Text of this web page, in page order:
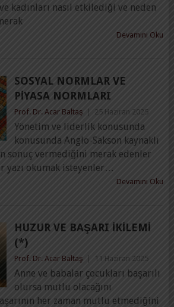
kadınları nasıl etkilediği ve neden
Devamını Oku
SOSYAL NORMLAR VE
PIYASA NORMLARI
Prof. Dr. Acar Baltaş 25 Haziran 2025
Yönetim ve liderlik konusunda
konusunda Anglo-Sakson kaynaklı
sonuç vermediğini merak edenler
yazı okumak isteyenler…
Devamını Oku
HUZUR VE BAŞARI İKILEMI
(*)
Prof. Dr. Acar Baltaş 11 Haziran 2025
Anne ve babalar çocukları başarılı
olursa mutlu olacağını
her zaman mutlu etmediğini